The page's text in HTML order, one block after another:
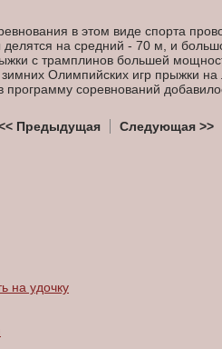
в этом виде спорта
на средний - 70 м, и
с трамплинов большей
Олимпийских игр прыжки
соревнований
Предыдущая Следующая >>
на удочку